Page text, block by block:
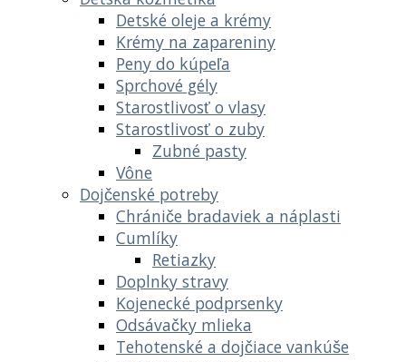
Detské oleje a krémy
Krémy na zapareniny
Peny do kúpeľa
Sprchové gély
Starostlivosť o vlasy
Starostlivosť o zuby
Zubné pasty
Vône
Dojčenské potreby
Chrániče bradaviek a náplasti
Cumlíky
Retiazky
Doplnky stravy
Kojenecké podprsenky
Odsávačky mlieka
Tehotenské a dojčiace vankúše